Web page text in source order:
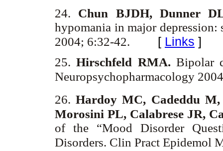
24. Chun BJDH, Dunner
hypomania in major
2004; 6:32-42. [ Links ]
25.Hirschfeld RMA. Bipolar
Neuropsychopharmacology
26.Hardoy MC, Cadeddu
Morosini PL, Calabrese JR,
of the “Mood Disorder
Disorders. Clin Pract Epidemol